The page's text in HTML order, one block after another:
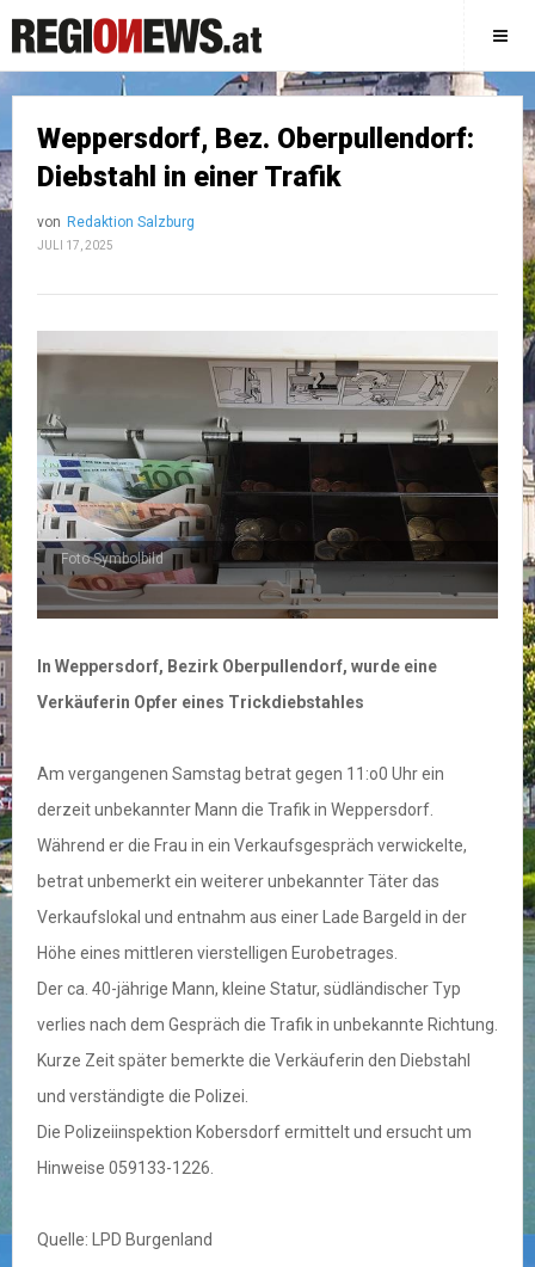
Weppersdorf, Bez. Oberpullendorf:
Diebstahl in einer Trafik
von Redaktion Salzburg
JULI 17, 2025
Foto Symbolbild
In Weppersdorf, Bezirk Oberpullendorf, wurde eine
Verkäuferin Opfer eines Trickdiebstahles
Am vergangenen Samstag betrat gegen 11:o0 Uhr ein
derzeit unbekannter Mann die Trafik in Weppersdorf.
Während er die Frau in ein Verkaufsgespräch verwickelte,
betrat unbemerkt ein weiterer unbekannter Täter das
Verkaufslokal und entnahm aus einer Lade Bargeld in der
Höhe eines mittleren vierstelligen Eurobetrages.
Der ca. 40-jährige Mann, kleine Statur, südländischer Typ
verlies nach dem Gespräch die Trafik in unbekannte Richtung.
Kurze Zeit später bemerkte die Verkäuferin den Diebstahl
und verständigte die Polizei.
Die Polizeiinspektion Kobersdorf ermittelt und ersucht um
Hinweise 059133-1226.
Quelle: LPD Burgenland